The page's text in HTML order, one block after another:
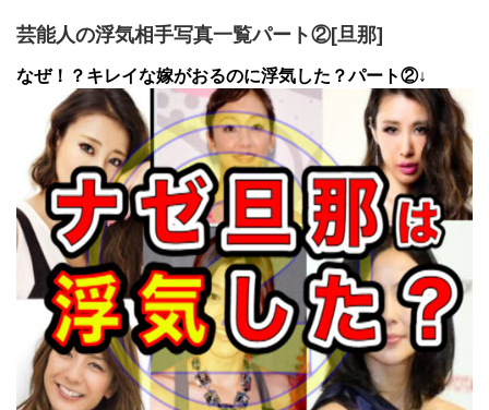
芸能人の浮気相手写真一覧パート②[旦那]
なぜ！？キレイな嫁がおるのに浮気した？パート②↓